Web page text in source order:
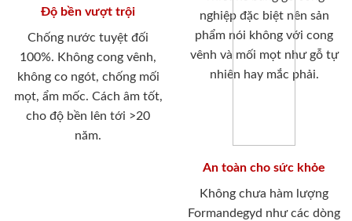
nghiệp đặc biệt nên sản
phẩm nói không với cong
vênh và mối mọt như gỗ tự
nhiên hay mắc phải.
Độ bền vượt trội
Chống nước tuyệt đối
100%. Không cong vênh,
không co ngót, chống mối
mọt, ẩm mốc. Cách âm tốt,
cho độ bền lên tới >20
năm.
An toàn cho sức khỏe
Không chưa hàm lượng
Formandegyd như các dòng